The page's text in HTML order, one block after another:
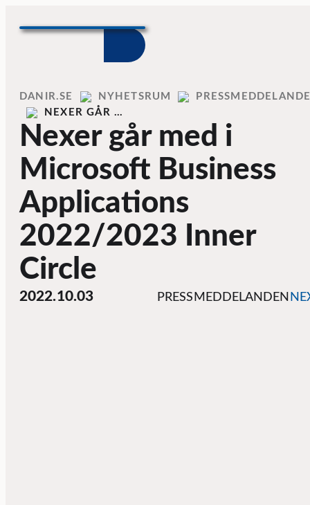
Home
DANIR NYHETSRUM
NEXER GÅR …
Nexer går med i
Microsoft Business
Applications
2022/2023 Inner
Circle
2022.10.03 PRESSMEDDELANDEN